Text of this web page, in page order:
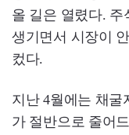
올 길은 열렸다.
생기면서 시장이
컸다.
지난 4월에는 채굴
가 절반으로 줄어